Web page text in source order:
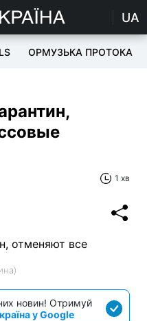
UA
ОРМУЗЬКА ПРОТОКА
1 хв
новин! Отримуй
у Google